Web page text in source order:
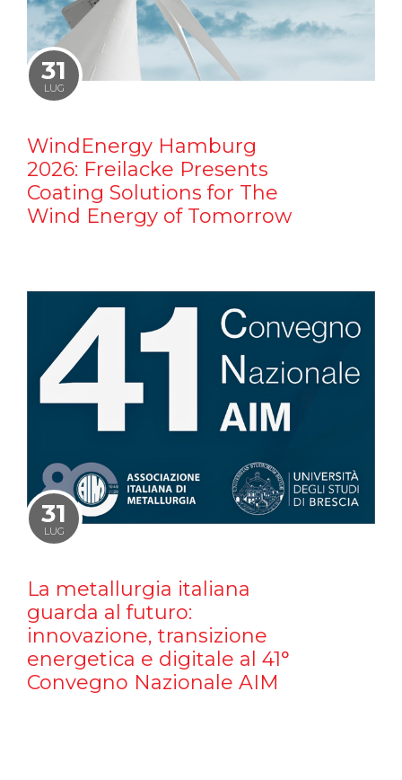
31
LUG
WindEnergy Hamburg
2026: Freilacke Presents
Coating Solutions for The
Wind Energy of Tomorrow
31
LUG
La metallurgia italiana
guarda al futuro:
innovazione, transizione
energetica e digitale al 41°
Convegno Nazionale AIM